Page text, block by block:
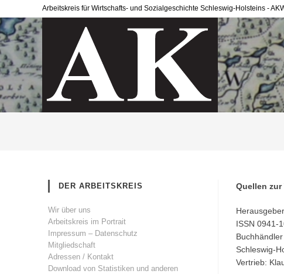
Arbeitskreis für Wirtschafts- und Sozialgeschichte Schleswig-Holsteins -
Quellen
ISSN 0941-
Schleswig-
Vertrieb:
DER ARBEITSKREIS
Wir über uns
Arbeitskreis im Portrait
Impressum – Datenschutz
Mitgliedschaft
Adressen / Kontakt
Download von Statistiken und anderen